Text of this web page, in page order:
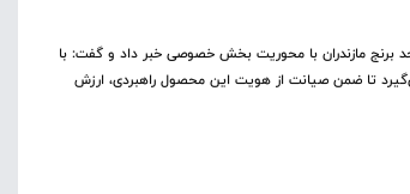
برنج مازندران با محوریت بخش خصوصی خبر داد و گفت: با
تا ضمن صیانت از هویت این محصول راهبردی، ارزش